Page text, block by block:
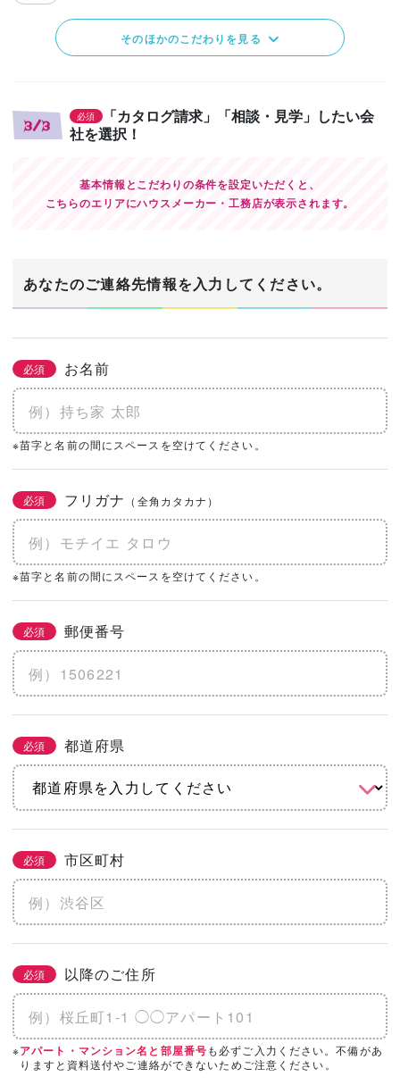
そのほかのこだわりを見る
3/3
必須
「カタログ請求」「相談・見学」したい会
社を選択！
基本情報とこだわりの条件を設定いただくと、
こちらのエリアにハウスメーカー・工務店が表示されます。
あなたのご連絡先情報を入力してください。
必須 お名前
※苗字と名前の間にスペースを空けてください。
必須 フリガナ （全角カタカナ）
※苗字と名前の間にスペースを空けてください。
必須 郵便番号
必須 都道府県
必須 市区町村
必須 以降のご住所
※アパート・マンション名と部屋番号も必ずご入力ください。不備があ
りますと資料送付やご連絡ができないためご注意ください。